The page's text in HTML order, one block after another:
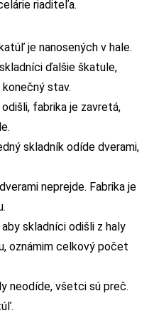
riaditeľa.
je nanosených v hale.
ďalšie škatule,
stav.
fabrika je zavretá,
skladník odíde dverami,
neprejde. Fabrika je
skladníci odišli z haly
oznámim celkový počet
neodíde, všetci sú preč.